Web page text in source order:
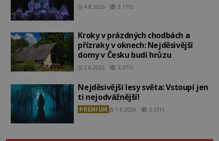
4.8.2026 3.1TIS
Kroky v prázdných chodbách a
přízraky v oknech: Nejděsivější
domy v Česku budí hrůzu
2.8.2026 3.3TIS
Nejděsivější lesy světa: Vstoupí jen
ti nejodvážnější!
PREMIUM 1.8.2026 3.5TIS